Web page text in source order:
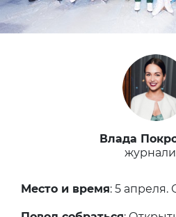
Влада
Место и время: 5 апреля.